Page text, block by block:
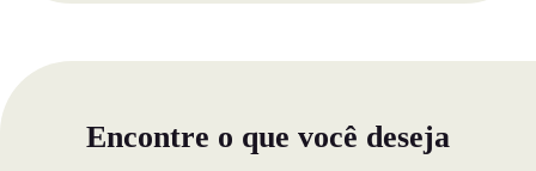
Encontre o que você deseja